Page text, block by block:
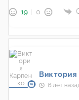
19 0
6 лет